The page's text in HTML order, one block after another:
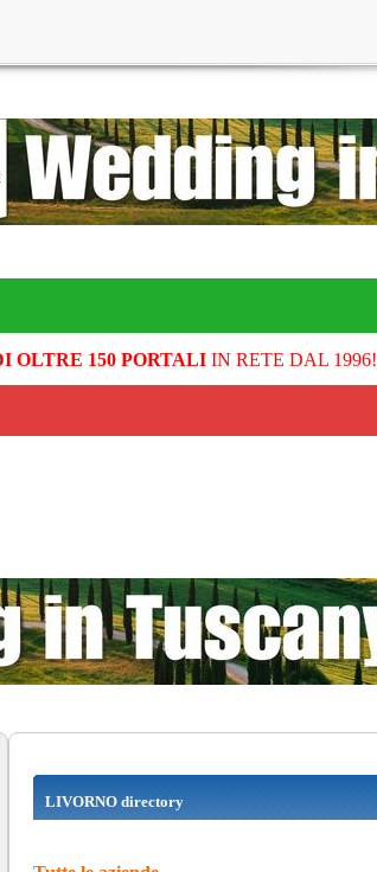
OLTRE 150 PORTALIIN RETE DAL 1996!
LIVORNO directory